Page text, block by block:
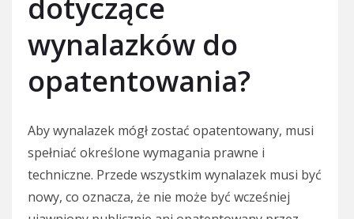
dotyczące
wynalazków do
opatentowania?
Aby wynalazek mógł zostać opatentowany, musi
spełniać określone wymagania prawne i
techniczne. Przede wszystkim wynalazek musi być
nowy, co oznacza, że nie może być wcześniej